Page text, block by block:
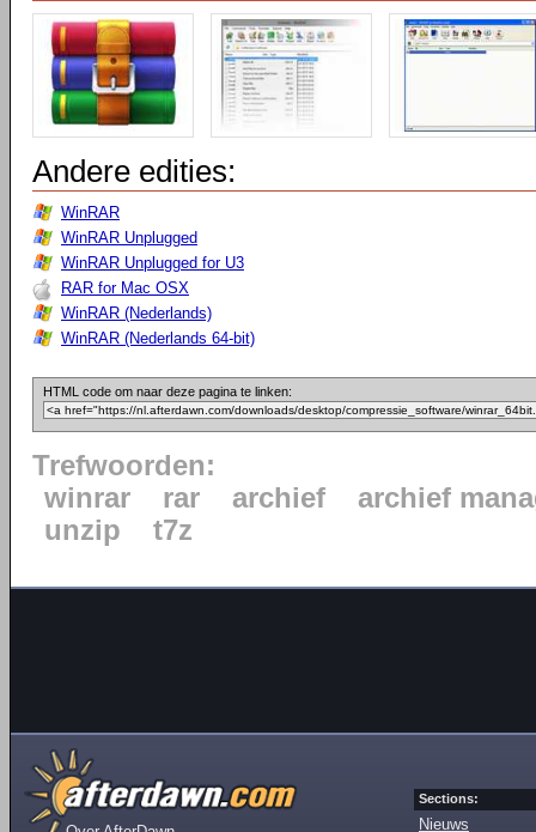
Andere edities:
WinRAR
WinRAR Unplugged
WinRAR Unplugged for U3
RAR for Mac OSX
WinRAR (Nederlands)
WinRAR (Nederlands 64-bit)
HTML code om naar deze pagina te linken:
Trefwoorden:
winrar
rar archief
archief
unzip
t7z
Sections:
Nieuws